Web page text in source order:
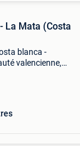
La Mata (Costa
blanca -
valencienne,